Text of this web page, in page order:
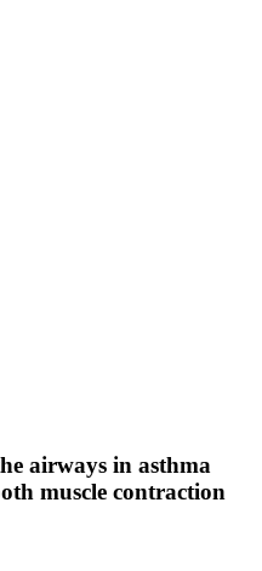
airways in asthma
muscle contraction